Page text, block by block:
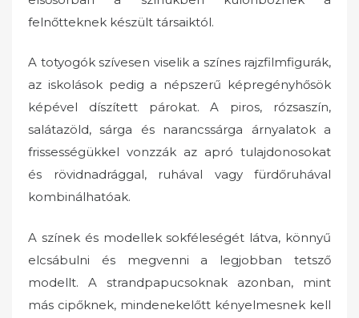
felnőtteknek készült társaiktól.
A totyogók szívesen viselik a színes rajzfilmfigurák,
az iskolások pedig a népszerű képregényhősök
képével díszített párokat. A piros, rózsaszín,
salátazöld, sárga és narancssárga árnyalatok a
frissességükkel vonzzák az apró tulajdonosokat
és rövidnadrággal, ruhával vagy fürdőruhával
kombinálhatóak.
A színek és modellek sokféleségét látva, könnyű
elcsábulni és megvenni a legjobban tetsző
modellt. A strandpapucsoknak azonban, mint
más cipőknek, mindenekelőtt kényelmesnek kell